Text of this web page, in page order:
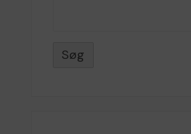
Søg